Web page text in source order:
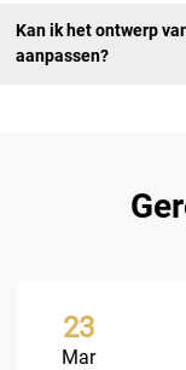
Kan ik het ontwerp
aanpassen?
23
Mar